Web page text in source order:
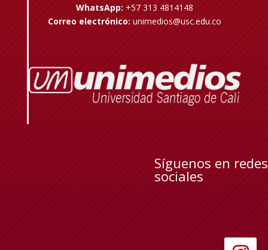
WhatsApp: +57 313 4814148
Correo electrónico: unimedios@usc.edu.co
Síguenos en redes
sociales